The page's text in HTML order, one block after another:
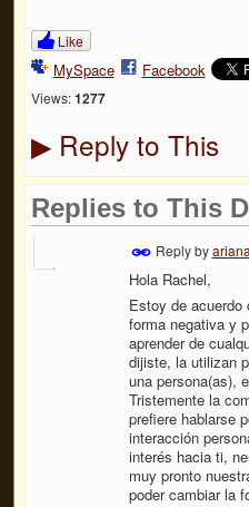
Like
MySpace Facebook
Views: 1277
▶Reply to This
Replies to This
Reply by
Hola Rachel,
Estoy de
forma negativa y
aprender de
dijiste, la utilizan
una persona(as),
Tristemente la
prefiere hablarse
interacción
interés hacia ti,
muy pronto
poder cambiar la